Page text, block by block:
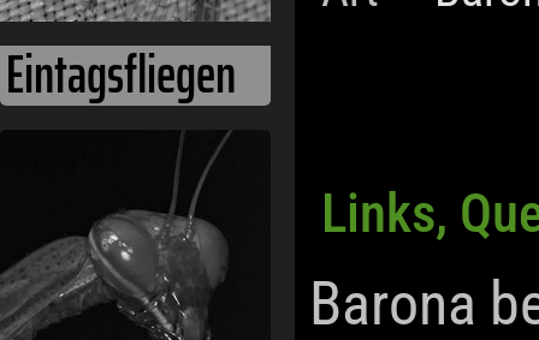
Eintagsfliegen
Links,
Barona